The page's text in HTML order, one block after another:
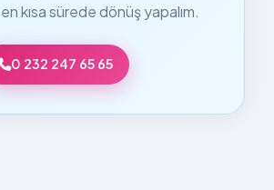
kısa sürede dönüş yapalım.
0 232 247 65 65